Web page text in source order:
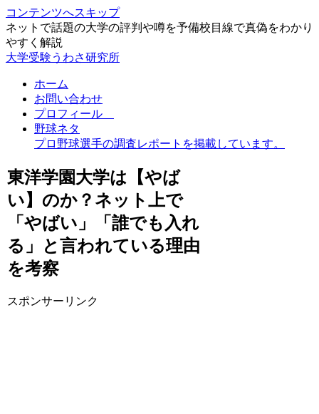
コンテンツへスキップ
ネットで話題の大学の評判や噂を予備校目線で真偽をわかり
やすく解説
大学受験うわさ研究所
ホーム
お問い合わせ
プロフィール
野球ネタ
プロ野球選手の調査レポートを掲載しています。
東洋学園大学は【やば
い】のか？ネット上で
「やばい」「誰でも入れ
る」と言われている理由
を考察
スポンサーリンク